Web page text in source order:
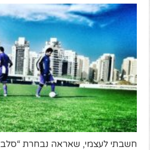
חשבתי לעצמי, שאראה נבחרת